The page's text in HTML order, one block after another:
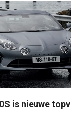
is nieuwe